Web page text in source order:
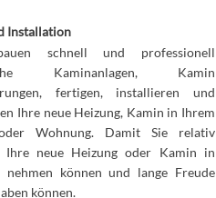
Installation
schnell und professionell
Kaminanlagen, Kamin
fertigen, installieren und
Ihre neue Heizung, Kamin in Ihrem
Wohnung. Damit Sie relativ
Ihre neue Heizung oder Kamin in
nehmen können und lange Freude
können.